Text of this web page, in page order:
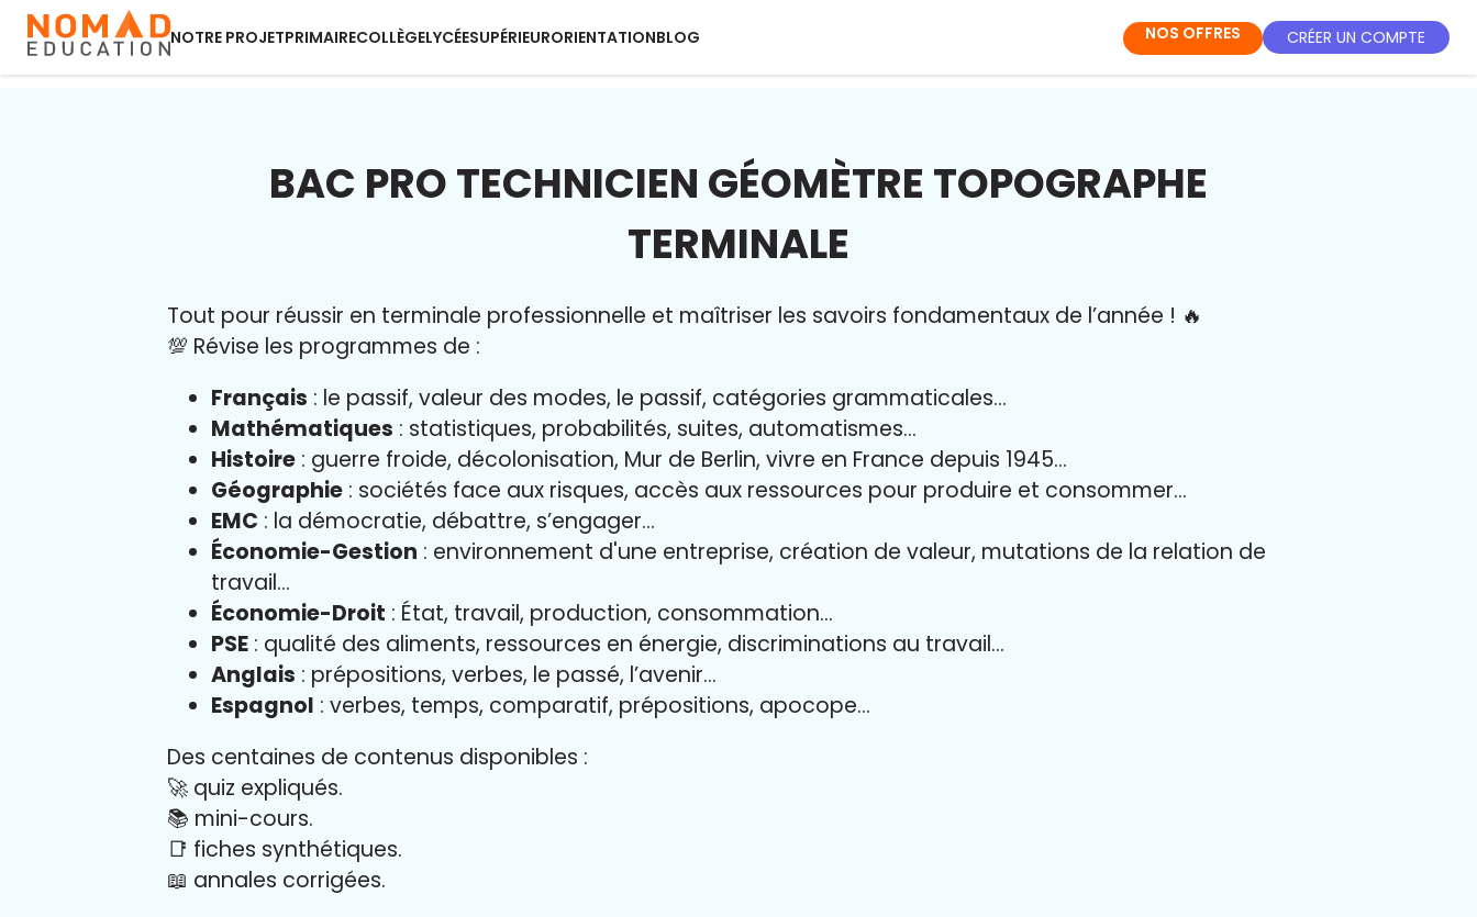
NOTRE PROJETPRIMAIRECOLLÈGELYCÉESUPÉRIEURORIENTATIONBLOG NOS OFFRES CRÉER UN COMPTE
BAC PRO TECHNICIEN GÉOMÈTRE TOPOGRAPHE
TERMINALE
Tout pour réussir en terminale professionnelle et maîtriser les savoirs fondamentaux de l’année ! 🔥
💯 Révise les programmes de :
Français : le passif, valeur des modes, le passif, catégories grammaticales…
Mathématiques : statistiques, probabilités, suites, automatismes…
Histoire : guerre froide, décolonisation, Mur de Berlin, vivre en France depuis 1945…
Géographie : sociétés face aux risques, accès aux ressources pour produire et consommer…
EMC : la démocratie, débattre, s’engager…
Économie-Gestion : environnement d'une entreprise, création de valeur, mutations de la relation de
travail…
Économie-Droit : État, travail, production, consommation…
PSE : qualité des aliments, ressources en énergie, discriminations au travail…
Anglais : prépositions, verbes, le passé, l’avenir…
Espagnol : verbes, temps, comparatif, prépositions, apocope…
Des centaines de contenus disponibles :
🚀 quiz expliqués.
📚 mini-cours.
📑 fiches synthétiques.
📖 annales corrigées.